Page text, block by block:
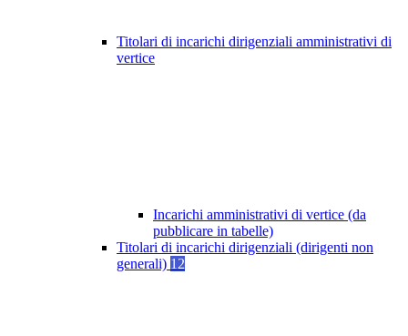
Titolari di incarichi dirigenziali amministrativi di
vertice
Incarichi amministrativi di vertice (da
pubblicare in tabelle)
Titolari di incarichi dirigenziali (dirigenti non
generali) 12